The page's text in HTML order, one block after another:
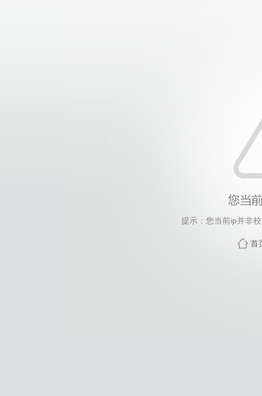
提示：您当前ip并非
首